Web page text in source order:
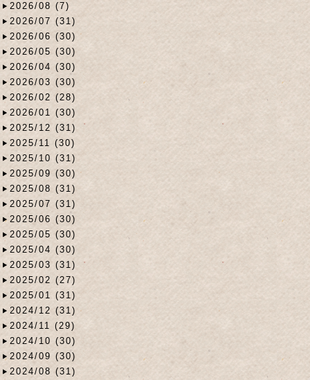
2026/08 (7)
2026/07 (31)
2026/06 (30)
2026/05 (30)
2026/04 (30)
2026/03 (30)
2026/02 (28)
2026/01 (30)
2025/12 (31)
2025/11 (30)
2025/10 (31)
2025/09 (30)
2025/08 (31)
2025/07 (31)
2025/06 (30)
2025/05 (30)
2025/04 (30)
2025/03 (31)
2025/02 (27)
2025/01 (31)
2024/12 (31)
2024/11 (29)
2024/10 (30)
2024/09 (30)
2024/08 (31)